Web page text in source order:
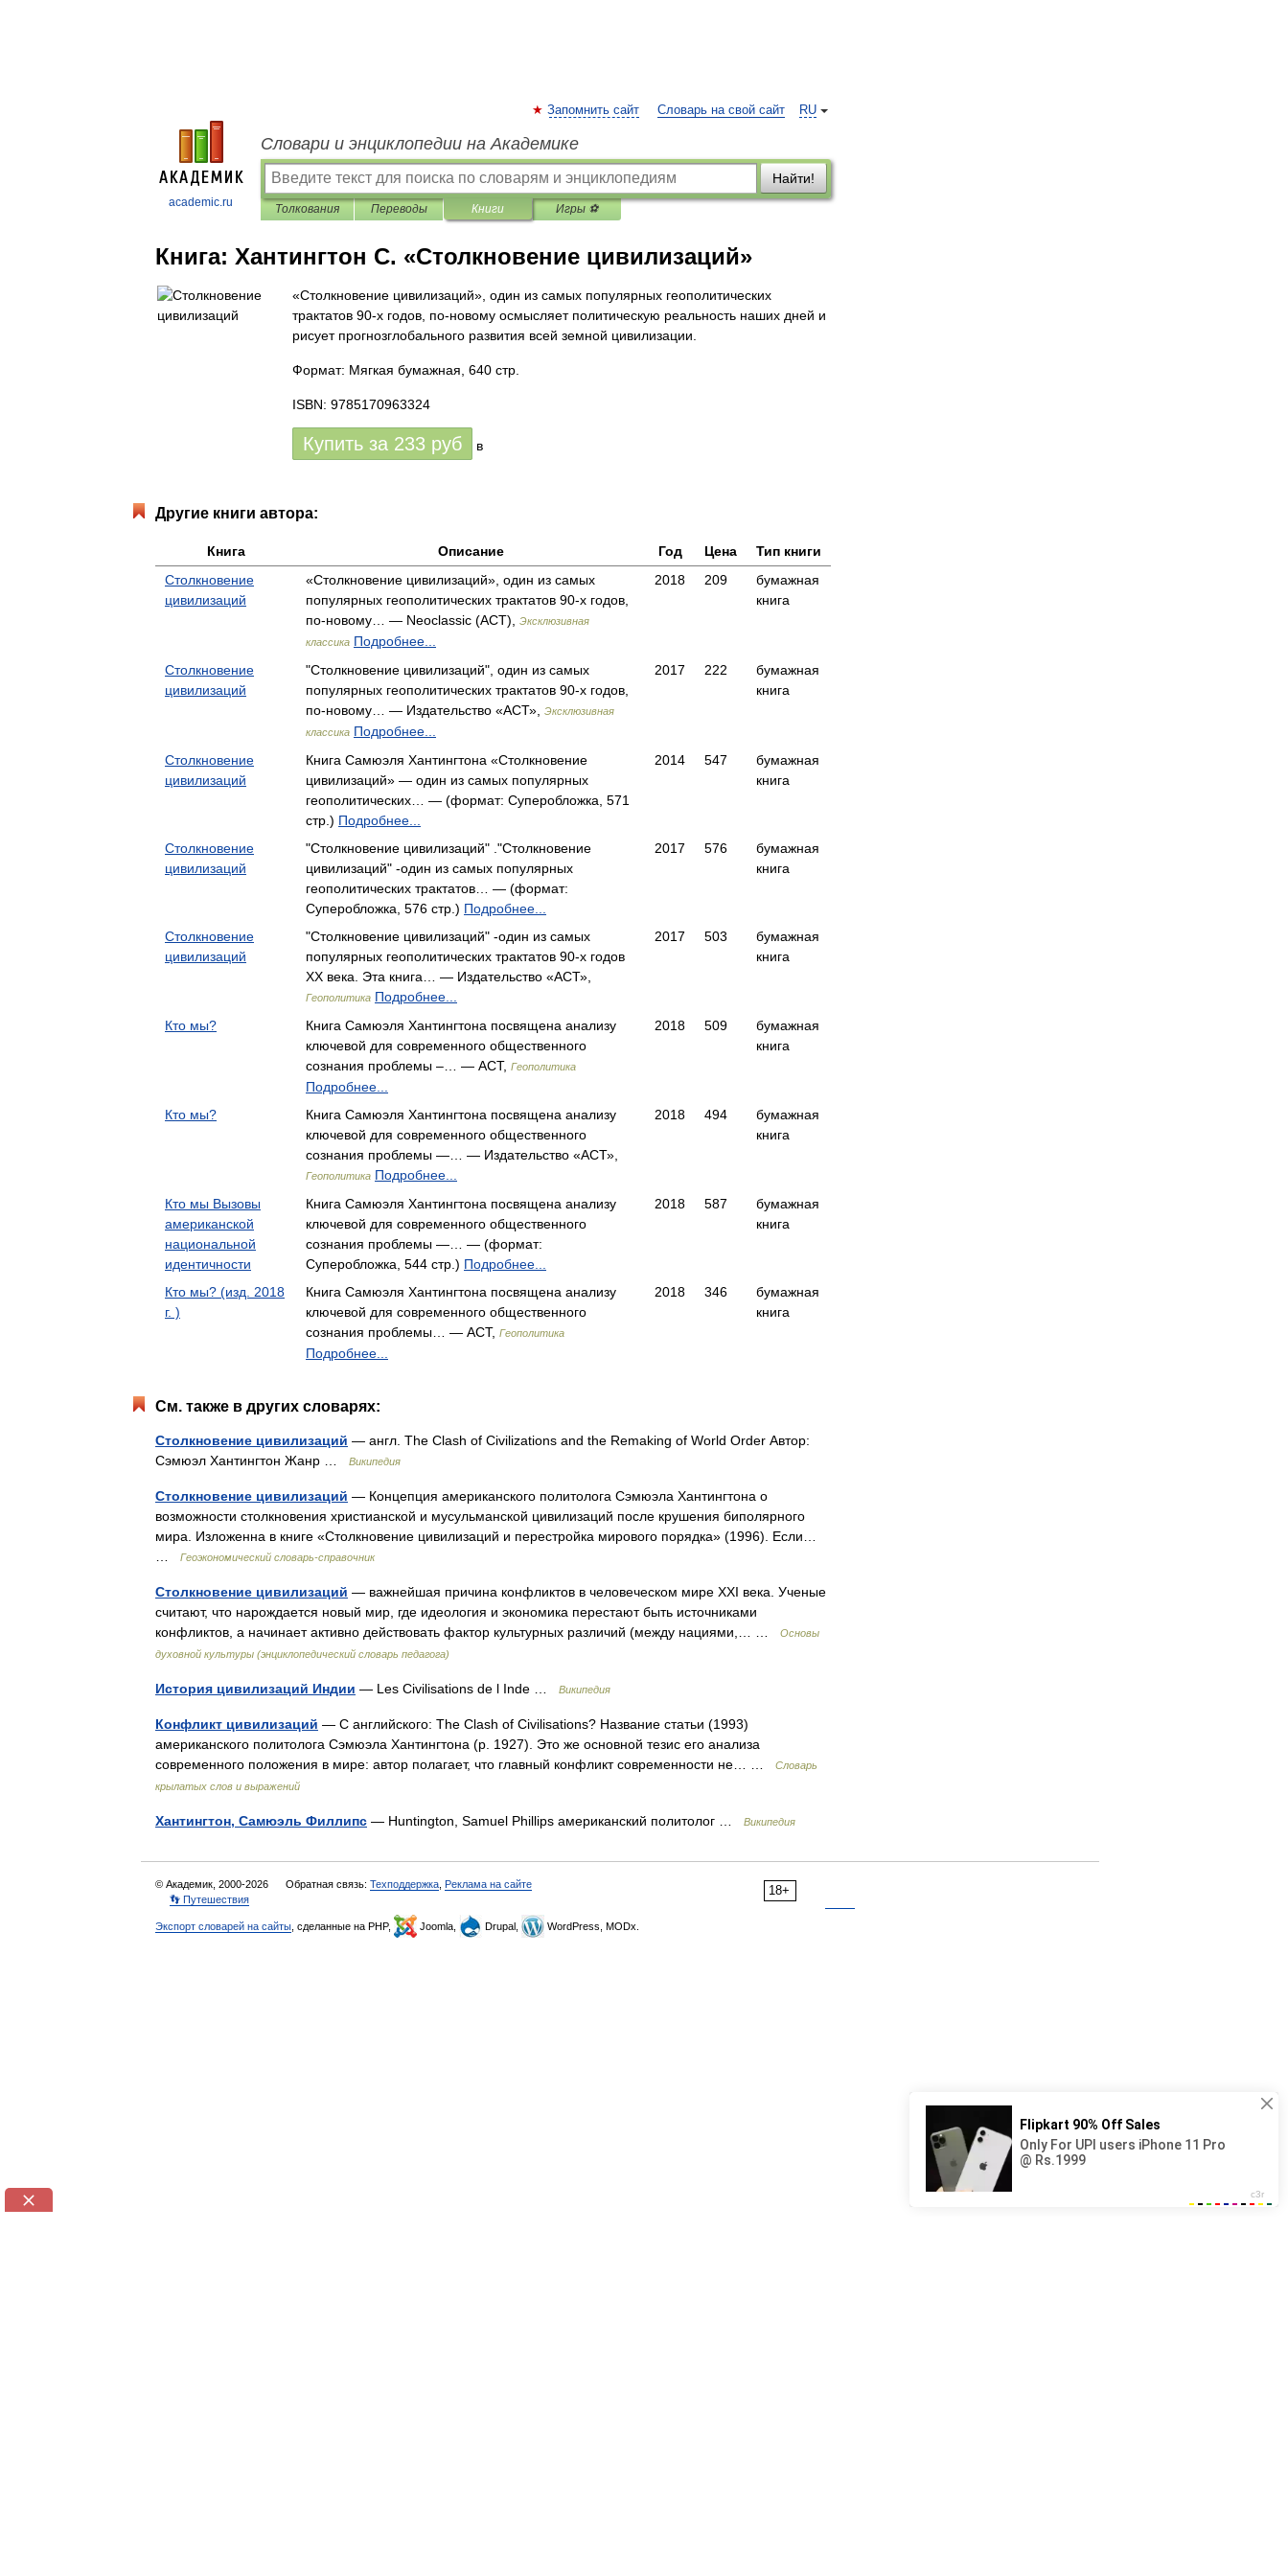
academic.ru
RU
Запомнить сайт Словарь на свой сайт
Словари и энциклопедии на Академике
Найти!
Толкования Переводы Книги Игры ⚽
Книга: Хантингтон С. «Столкновение цивилизаций»
«Столкновение цивилизаций», один из самых популярных геополитических
трактатов 90-х годов, по-новому осмысляет политическую реальность наших дней и
рисует прогнозглобального развития всей земной цивилизации.
Формат: Мягкая бумажная, 640 стр.
ISBN: 9785170963324
Купить за 233 руб в
Другие книги автора:
Книга Описание Год Цена
Тип книги
Столкновение
цивилизаций
«Столкновение цивилизаций», один из самых
популярных геополитических трактатов 90-х годов,
по-новому… — Neoclassic (АСТ),
Эксклюзивная
классика Подробнее...
2018 209
бумажная
книга
Столкновение
цивилизаций
"Столкновение цивилизаций", один из самых
популярных геополитических трактатов 90-х годов,
по-новому… — Издательство «АСТ»,
Эксклюзивная
классика Подробнее...
2017 222
бумажная
книга
Столкновение
цивилизаций
Книга Самюэля Хантингтона «Столкновение
цивилизаций» — один из самых популярных
геополитических… — (формат: Суперобложка, 571
стр.) Подробнее...
2014 547
бумажная
книга
Столкновение
цивилизаций
"Столкновение цивилизаций" ."Столкновение
цивилизаций" -один из самых популярных
геополитических трактатов… — (формат:
Суперобложка, 576 стр.) Подробнее...
2017 576
бумажная
книга
Столкновение
цивилизаций
"Столкновение цивилизаций" -один из самых
популярных геополитических трактатов 90-х годов
ХХ века. Эта книга… — Издательство «АСТ»,
Геополитика Подробнее...
2017 503
бумажная
книга
Кто мы?
Книга Самюэля Хантингтона посвящена анализу
ключевой для современного общественного
сознания проблемы –… — АСТ, Геополитика
Подробнее...
2018 509
бумажная
книга
Кто мы?
Книга Самюэля Хантингтона посвящена анализу
ключевой для современного общественного
сознания проблемы —… — Издательство «АСТ»,
Геополитика Подробнее...
2018 494
бумажная
книга
Кто мы Вызовы
американской
национальной
идентичности
Книга Самюэля Хантингтона посвящена анализу
ключевой для современного общественного
сознания проблемы —… — (формат:
Суперобложка, 544 стр.) Подробнее...
2018 587
бумажная
книга
Кто мы? (изд. 2018
г. )
Книга Самюэля Хантингтона посвящена анализу
ключевой для современного общественного
сознания проблемы… — АСТ, Геополитика
Подробнее...
2018 346
бумажная
книга
См. также в других словарях:
Столкновение цивилизаций — англ. The Clash of Civilizations and the Remaking of World Order Автор:
Сэмюэл Хантингтон Жанр …
Википедия
Столкновение цивилизаций — Концепция американского политолога Сэмюэла Хантингтона о
возможности столкновения христианской и мусульманской цивилизаций после крушения биполярного
мира. Изложенна в книге «Столкновение цивилизаций и перестройка мирового порядка» (1996). Если…
Геоэкономический словарь-справочник
Столкновение цивилизаций — важнейшая причина конфликтов в человеческом мире XXI века. Ученые
считают, что нарождается новый мир, где идеология и экономика перестают быть источниками
конфликтов, а начинает активно действовать фактор культурных различий (между нациями,… …
Основы
духовной культуры (энциклопедический словарь педагога)
История цивилизаций Индии — Les Civilisations de l Inde … Википедия
Конфликт цивилизаций — С английского: The Clash of Civilisations? Название статьи (1993)
американского политолога Сэмюэла Хантингтона (р. 1927). Это же основной тезис его анализа
современного положения в мире: автор полагает, что главный конфликт современности не… …
Словарь
крылатых слов и выражений
Хантингтон, Самюэль Филлипс — Huntington, Samuel Phillips американский политолог … Википедия
18+
© Академик, 2000-2026 Обратная связь: Техподдержка Реклама на сайте
👣 Путешествия
Экспорт словарей на сайты , сделанные на PHP, Joomla, Drupal, WordPress, MODx.